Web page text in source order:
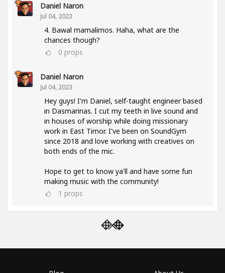
Daniel Naron
Jul 04, 2023
4. Bawal mamalimos. Haha, what are the
chances though?
0 props
Daniel Naron
Jul 04, 2023
Hey guys! I'm Daniel, self-taught engineer based
in Dasmarinas. I cut my teeth in live sound and
in houses of worship while doing missionary
work in East Timor. I've been on SoundGym
since 2018 and love working with creatives on
both ends of the mic.
Hope to get to know ya'll and have some fun
making music with the community!
1 props